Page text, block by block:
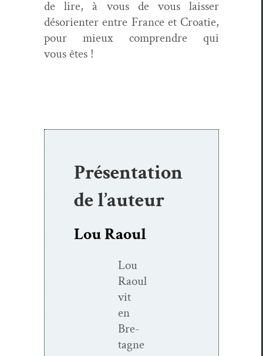
de lire, à vous de vous laiss­er
désori­en­ter entre France et Croat­ie,
pour mieux com­pren­dre qui
vous êtes !
Présentation
de l’auteur
Lou Raoul
Lou
Raoul
vit
en
Bre­
tagne